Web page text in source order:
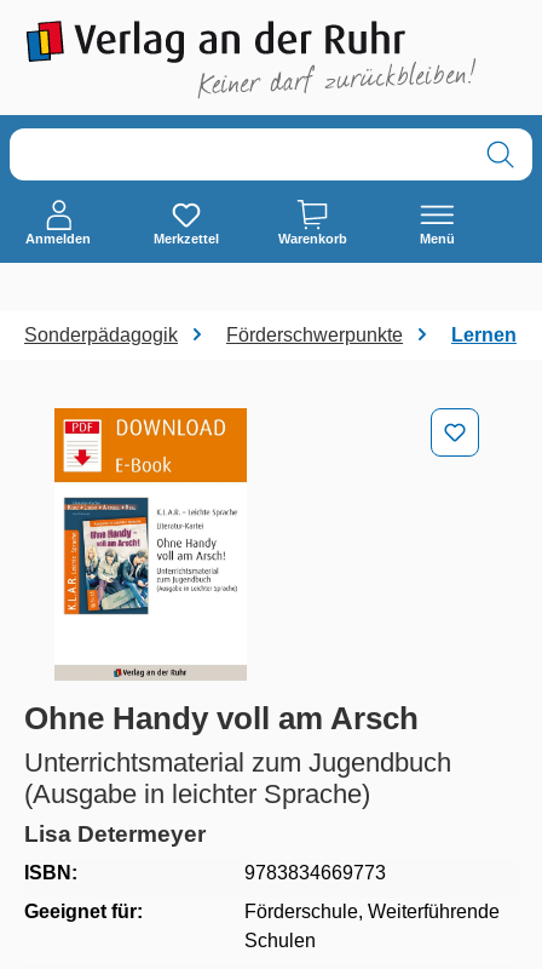
springen
Anmelden Merkzettel Warenkorb Menü
Sonderpädagogik Förderschwerpunkte Lernen
Bildergalerie überspringen
Ohne Handy voll am Arsch
Unterrichtsmaterial zum Jugendbuch
(Ausgabe in leichter Sprache)
Lisa Determeyer
ISBN:
9783834669773
Geeignet für:
Förderschule, Weiterführende
Schulen